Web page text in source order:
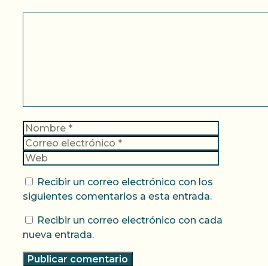
Nombre
Recibir un correo electrónico con los
siguientes comentarios a esta entrada.
Recibir un correo electrónico con cada
nueva entrada.